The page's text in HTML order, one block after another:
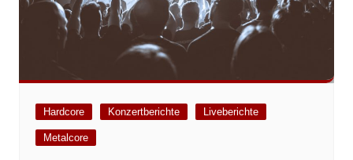
Hardcore Konzertberichte Liveberichte
Metalcore